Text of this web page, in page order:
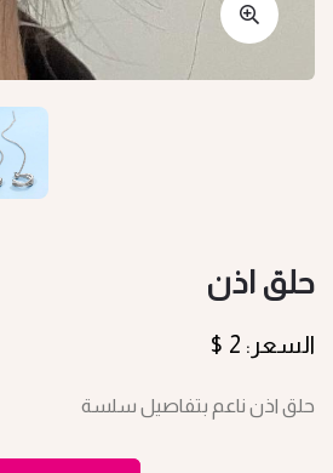
حلق اذن
السعر: 2 $
حلق اذن ناعم بتفاصيل سلسة